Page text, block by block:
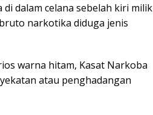
dalam celana sebelah kiri milik
narkotika diduga jenis
warna hitam, Kasat Narkoba
atau penghadangan